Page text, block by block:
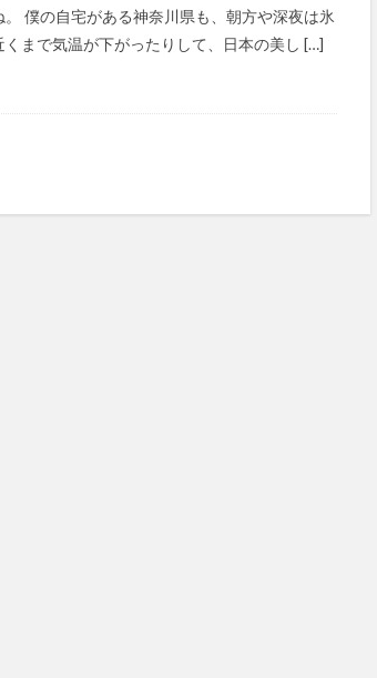
。 僕の自宅がある神奈川県も、朝方や深夜は氷
くまで気温が下がったりして、日本の美し […]